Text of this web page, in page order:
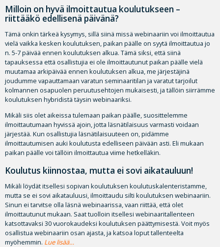
Milloin on hyvä ilmoittautua koulutukseen –
riittääkö edellisenä päivänä?
Tämä onkin tärkeä kysymys, sillä siinä missä webinaariin voi ilmoittautua
vielä vaikka kesken koulutuksen, paikan päälle on syytä ilmoittautua jo
n. 5-7 päivää ennen koulutuksen alkua. Tämä siksi, että siinä
tapauksessa että osallistujia ei ole ilmoittautunut paikan päälle vielä
muutamaa arkipäivää ennen koulutuksen alkua, me järjestäjinä
joudumme vapauttamaan varatun seminaaritilan ja varatut tarjoilut
kolmannen osapuolen peruutusehtojen mukaisesti, ja tällöin siirrämme
koulutuksen hybridistä täysin webinaariksi.
Mikäli siis olet aikeissa tulemaan paikan päälle, suosittelemme
ilmoittautumaan hyvissä ajoin, jotta läsnätilaisuus varmasti voidaan
järjestää. Kun osallistujia läsnätilaisuuteen on, pidämme
ilmoittautumisen auki koulutusta edelliseen päivään asti. Eli mukaan
paikan päälle voi tällöin ilmoittautua viime hetkelläkin.
Koulutus kiinnostaa, mutta ei sovi aikatauluun!
Mikäli löydät itsellesi sopivan koulutuksen koulutuskalenteristamme,
mutta se ei sovi aikatauluusi, ilmoittaudu silti koulutuksen webinaariin.
Sinun ei tarvitse olla läsnä webinaarissa, vaan riittää, että olet
ilmoittautunut mukaan. Saat tuolloin itsellesi webinaaritallenteen
katsottavaksi 30 vuorokaudeksi koulutuksen päättymisestä. Voit myös
osallistua webinaariin osan ajasta, ja katsoa loput tallenteelta
myöhemmin. Lue lisää…